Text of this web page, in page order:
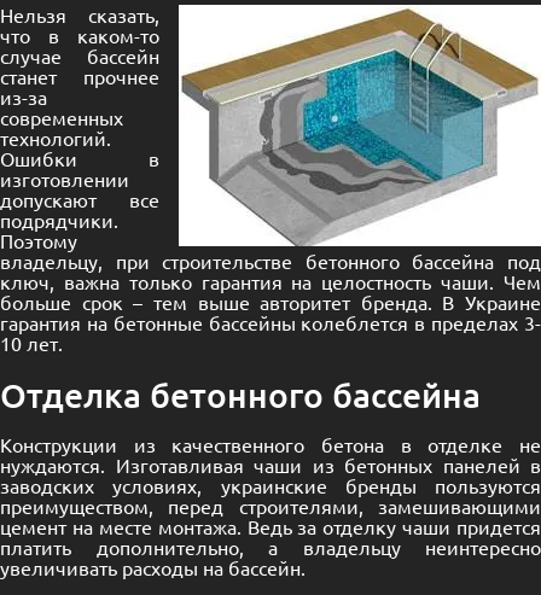
Нельзя сказать,
что в каком-то
случае бассейн
станет прочнее
из-за
современных
технологий.
Ошибки в
изготовлении
допускают все
подрядчики.
Поэтому
владельцу, при строительстве бетонного бассейна под
ключ, важна только гарантия на целостность чаши. Чем
больше срок – тем выше авторитет бренда. В Украине
гарантия на бетонные бассейны колеблется в пределах 3-
10 лет.
Отделка бетонного бассейна
Конструкции из качественного бетона в отделке не
нуждаются. Изготавливая чаши из бетонных панелей в
заводских условиях, украинские бренды пользуются
преимуществом, перед строителями, замешивающими
цемент на месте монтажа. Ведь за отделку чаши придется
платить дополнительно, а владельцу неинтересно
увеличивать расходы на бассейн.